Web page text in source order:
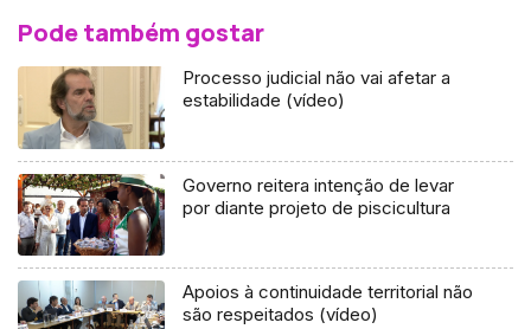
Pode também gostar
Processo judicial não vai afetar a
estabilidade (vídeo)
Governo reitera intenção de levar
por diante projeto de piscicultura
Apoios à continuidade territorial não
são respeitados (vídeo)